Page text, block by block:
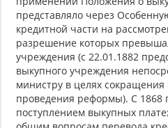
представляло через
кредитной части на
разрешение которых
учреждения (с 22.01.1882
выкупного учреждения
министру в целях
проведения реформы). С 1868
поступлением выкупных